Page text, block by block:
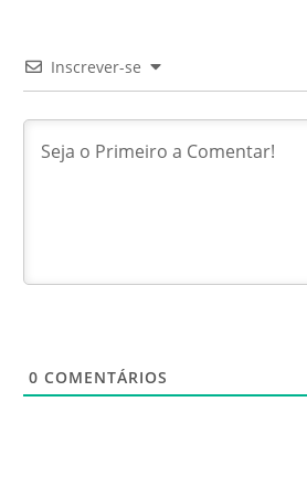
Inscrever-se
0 COMENTÁRIOS